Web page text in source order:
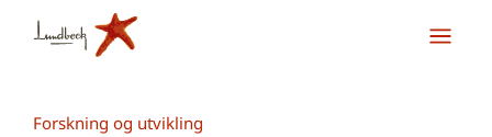
Forskning og utvikling